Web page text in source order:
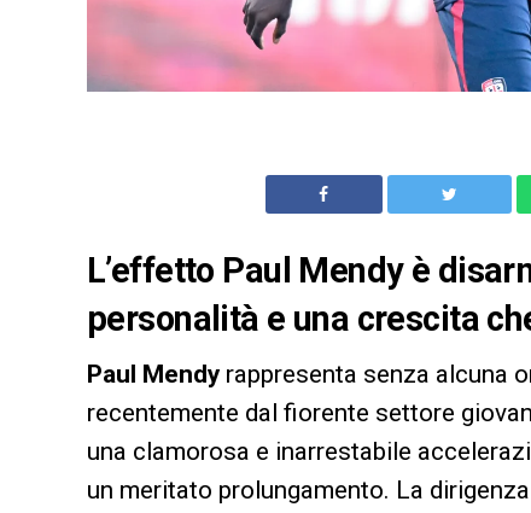
L’effetto Paul Mendy è
personalità e una crescita
Paul Mendy rappresenta senza alcuna
recentemente dal fiorente settore
una clamorosa e inarrestabile
un meritato prolungamento. La